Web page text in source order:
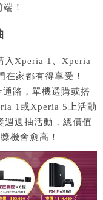
！
入Xperia 1、Xperia
在家都有得享受！
路，單機選購或搭
1或Xperia 5上活動
週週抽活動，總價值
機會愈高！